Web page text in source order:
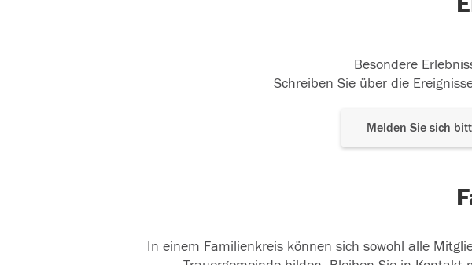
Besondere
Schreiben Sie über die
Melden Sie sich
In einem Familienkreis können sich sowohl alle